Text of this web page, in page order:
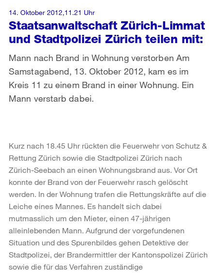
Staatsanwaltschaft Zürich-Limmat
und Stadtpolizei Zürich teilen mit:
Mann nach Brand in Wohnung verstorben Am
Samstagabend, 13. Oktober 2012, kam es im
Kreis 11 zu einem Brand in einer Wohnung. Ein
Mann verstarb dabei.
14. Oktober 2012,11.21 Uhr
Kurz nach 18.45 Uhr rückten die Feuerwehr von Schutz &
Rettung Zürich sowie die Stadtpolizei Zürich nach
Zürich-Seebach an einen Wohnungsbrand aus. Vor Ort
konnte der Brand von der Feuerwehr rasch gelöscht
werden. In der Wohnung trafen die Rettungskräfte auf die
Leiche eines Mannes. Es handelt sich dabei
mutmasslich um den Mieter, einen 47-jährigen
alleinlebenden Mann. Aufgrund der vorgefundenen
Situation und des Spurenbildes gehen Detektive der
Stadtpolizei, der Brandermittler der Kantonspolizei Zürich
sowie die für das Verfahren zuständige